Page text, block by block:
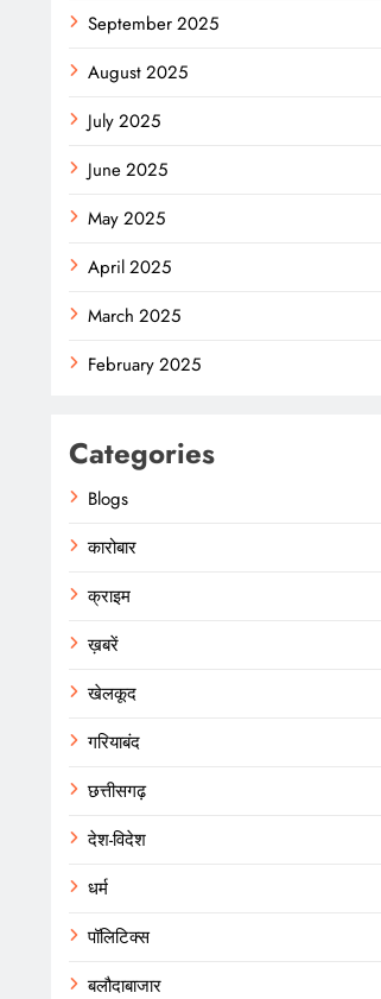
September 2025
August 2025
July 2025
June 2025
May 2025
April 2025
March 2025
February 2025
Categories
Blogs
कारोबार
क्राइम
ख़बरें
खेलकूद
गरियाबंद
छत्तीसगढ़
देश-विदेश
धर्म
पॉलिटिक्स
बलौदाबाजार